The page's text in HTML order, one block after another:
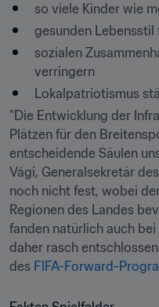
so viele Kinder wie
gesunden Lebensstil
sozialen
verringern
Lokalpatriotismus
"Die Entwicklung der
Plätzen für den
entscheidende Säulen
Vági, Generalsekretär
noch nicht fest, wobei
Regionen des Landes
fanden natürlich auch bei
daher rasch
des FIFA-Forward-